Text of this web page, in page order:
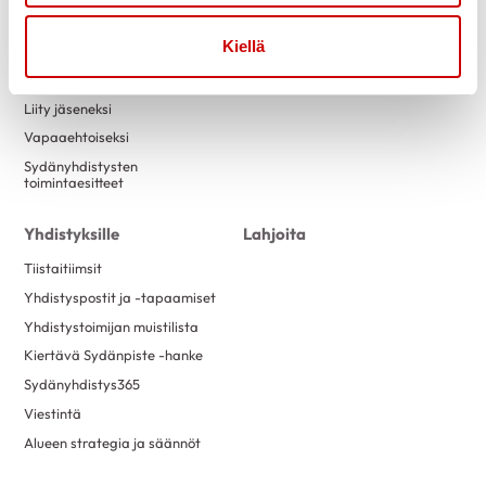
Kiellä
Tapahtumakalenteri
mittaustoiminta
Liity jäseneksi
Vapaaehtoiseksi
Sydänyhdistysten
toimintaesitteet
Laskutustiedot
Yhdistyksille
Tiistaitiimsit
Yhdistyspostit ja -tapaamiset
Yhdistystoimijan muistilista
Kiertävä Sydänpiste -hanke
Sydänyhdistys365
Viestintä
Alueen strategia ja säännöt
Lahjoita